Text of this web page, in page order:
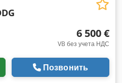
6 500 €
VB без учета НДС
Позвонить